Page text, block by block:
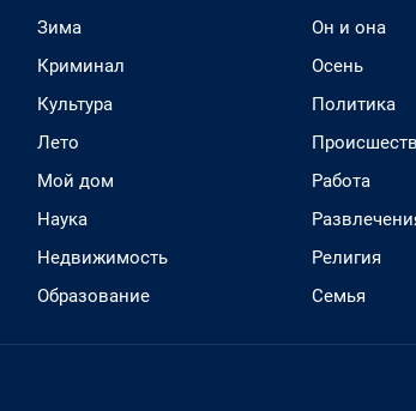
Зима
Криминал
Культура
Лето
Мой дом
Наука
Недвижимость
Образование
Он и она
Осень
Политика
Работа
Религия
Семья